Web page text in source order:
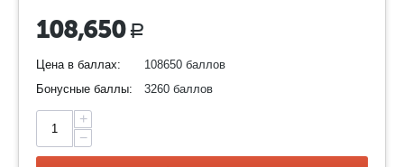
108,650 Р
Цена в баллах:
108650 баллов
Бонусные баллы:
3260 баллов
+
−